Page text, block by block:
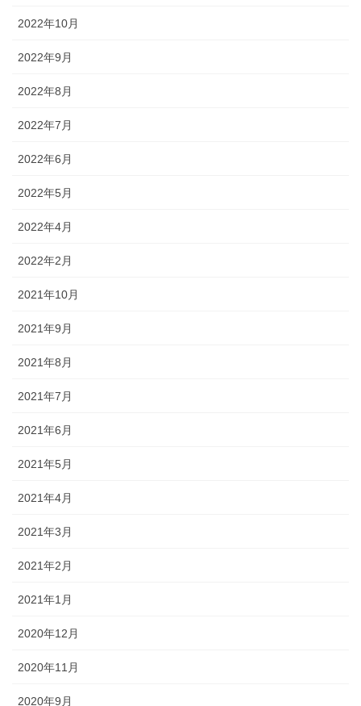
2022年10月
2022年9月
2022年8月
2022年7月
2022年6月
2022年5月
2022年4月
2022年2月
2021年10月
2021年9月
2021年8月
2021年7月
2021年6月
2021年5月
2021年4月
2021年3月
2021年2月
2021年1月
2020年12月
2020年11月
2020年9月